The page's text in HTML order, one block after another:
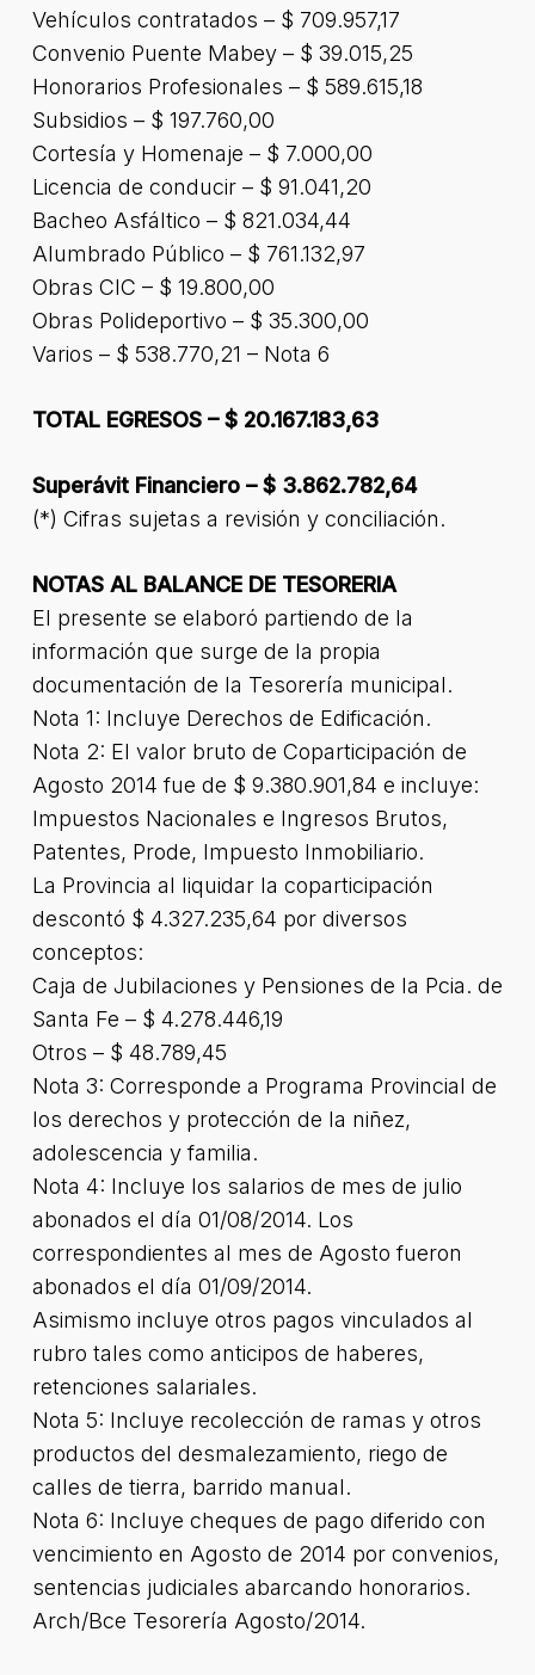
Vehículos contratados – $ 709.957,17
Convenio Puente Mabey – $ 39.015,25
Honorarios Profesionales – $ 589.615,18
Subsidios – $ 197.760,00
Cortesía y Homenaje – $ 7.000,00
Licencia de conducir – $ 91.041,20
Bacheo Asfáltico – $ 821.034,44
Alumbrado Público – $ 761.132,97
Obras CIC – $ 19.800,00
Obras Polideportivo – $ 35.300,00
Varios – $ 538.770,21 – Nota 6
TOTAL EGRESOS – $ 20.167.183,63
Superávit Financiero – $ 3.862.782,64
(*) Cifras sujetas a revisión y conciliación.
NOTAS AL BALANCE DE TESORERIA
El presente se elaboró partiendo de la
información que surge de la propia
documentación de la Tesorería municipal.
Nota 1: Incluye Derechos de Edificación.
Nota 2: El valor bruto de Coparticipación de
Agosto 2014 fue de $ 9.380.901,84 e incluye:
Impuestos Nacionales e Ingresos Brutos,
Patentes, Prode, Impuesto Inmobiliario.
La Provincia al liquidar la coparticipación
descontó $ 4.327.235,64 por diversos
conceptos:
Caja de Jubilaciones y Pensiones de la Pcia. de
Santa Fe – $ 4.278.446,19
Otros – $ 48.789,45
Nota 3: Corresponde a Programa Provincial de
los derechos y protección de la niñez,
adolescencia y familia.
Nota 4: Incluye los salarios de mes de julio
abonados el día 01/08/2014. Los
correspondientes al mes de Agosto fueron
abonados el día 01/09/2014.
Asimismo incluye otros pagos vinculados al
rubro tales como anticipos de haberes,
retenciones salariales.
Nota 5: Incluye recolección de ramas y otros
productos del desmalezamiento, riego de
calles de tierra, barrido manual.
Nota 6: Incluye cheques de pago diferido con
vencimiento en Agosto de 2014 por convenios,
sentencias judiciales abarcando honorarios.
Arch/Bce Tesorería Agosto/2014.